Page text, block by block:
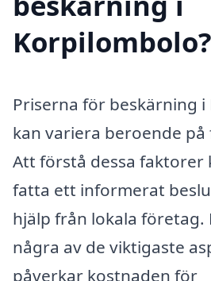
Korpilombolo?
Priserna för beskärning
kan variera beroende
Att förstå dessa faktorer
fatta ett informerat
hjälp från lokala företag.
några av de viktigaste
påverkar kostnaden för